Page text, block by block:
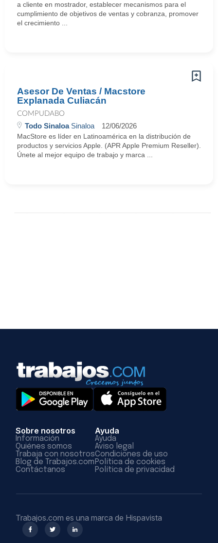
a cliente en mostrador, establecer mecanismos para el
cumplimiento de objetivos de ventas y cobranza, promover
el crecimiento ...
Asesor De Ventas / Macstore
Explanada Culiacán
COMPUDABO
Todo SinaloaSinaloa 12/06/2026
MacStore es líder en Latinoamérica en la distribución de
productos y servicios Apple. (APR Apple Premium Reseller).
Únete al mejor equipo de trabajo y marca ...
Sobre nosotros
Información
Quiénes somos
Trabaja con nosotros
Blog de Trabajos.com
Contáctanos
Ayuda
Ayuda
Aviso legal
Condiciones de uso
Política de cookies
Política de privacidad
Trabajos.com es una marca de Hispavista